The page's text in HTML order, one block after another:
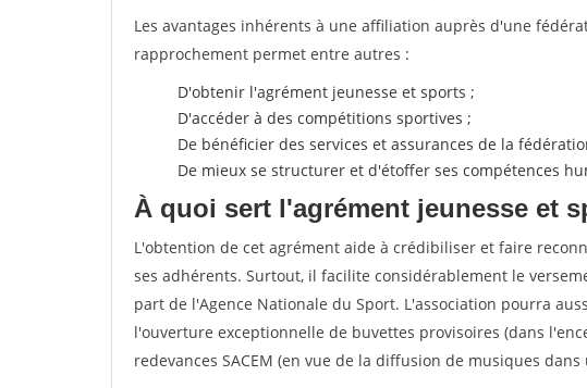
Les avantages inhérents à une affiliation auprès d'une
rapprochement permet entre autres :
D'obtenir l'agrément jeunesse et sports ;
D'accéder à des compétitions sportives ;
De bénéficier des services et assurances de la
De mieux se structurer et d'étoffer ses compétences
À quoi sert l'agrément jeunesse et
L'obtention de cet agrément aide à crédibiliser et faire
ses adhérents. Surtout, il facilite considérablement le
part de l'Agence Nationale du Sport. L'association pourra
l'ouverture exceptionnelle de buvettes provisoires (dans
redevances SACEM (en vue de la diffusion de musiques